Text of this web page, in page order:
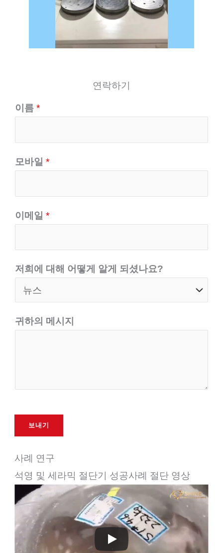
연락하기
이름*
모바일*
이메일*
저희에 대해 어떻게 알게 되셨나요?
귀하의 메시지
보내기
사례 연구
석영 및 세라믹 절단기 성공사례 절단 영상